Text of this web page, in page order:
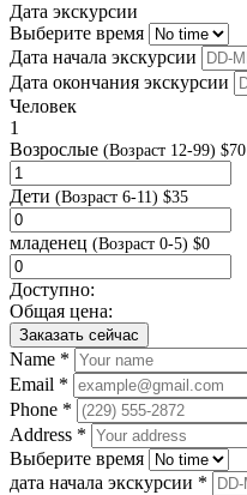
Дата экскурсии
Выберите время
Дата начала экскурсии
Дата окончания экскурсии
Человек
1
Возрослые (Возраст 12-99) $70
Дети (Возраст 6-11) $35
младенец (Возраст 0-5) $0
Доступно:
Общая цена:
Заказать сейчас
Name *
Email *
Phone *
Address *
Выберите время
дата начала экскурсии *